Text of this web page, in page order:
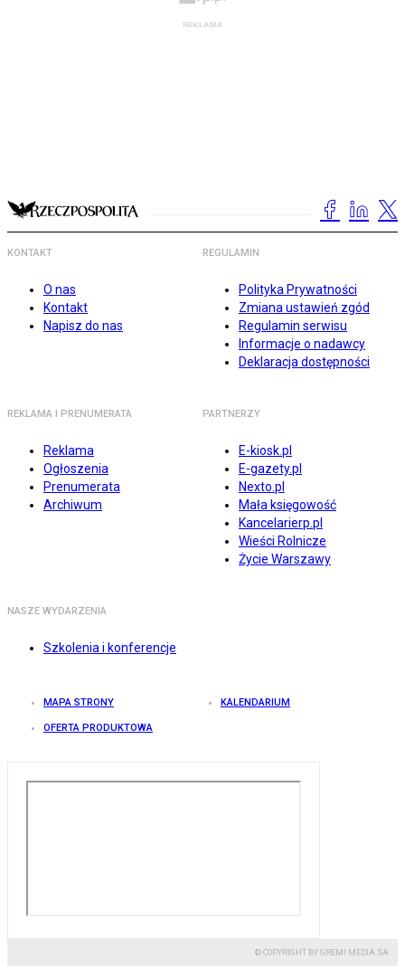
KONTAKT
O nas
Kontakt
Napisz do nas
REGULAMIN
Polityka Prywatności
Zmiana ustawień zgód
Regulamin serwisu
Informacje o nadawcy
Deklaracja dostępności
REKLAMA I PRENUMERATA
Reklama
Ogłoszenia
Prenumerata
Archiwum
PARTNERZY
E-kiosk.pl
E-gazety.pl
Nexto.pl
Mała księgowość
Kancelarierp.pl
Wieści Rolnicze
Życie Warszawy
NASZE WYDARZENIA
Szkolenia i konferencje
MAPA STRONY KALENDARIUM
OFERTA PRODUKTOWA
© COPYRIGHT BY GREMI MEDIA SA